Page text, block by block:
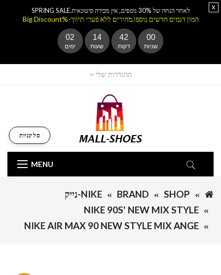
ההגדרות שלי
MENU
סל קניות
SHOP
BRAND
NIKE-נייק
NIKE 90S' NEW MIX STYLE
NIKE AIR MAX 90 NEW STYLE MIX ANGE
לאחר הנחה של 30% נוספים, אין מכירה סיטונאית.SPRING SALE
המון דגמים חדשים נוספו.מחירים ללא פערי תיווך-%Big Discount
02
ימים
14
שעות
41
דקות
59
שניות
x